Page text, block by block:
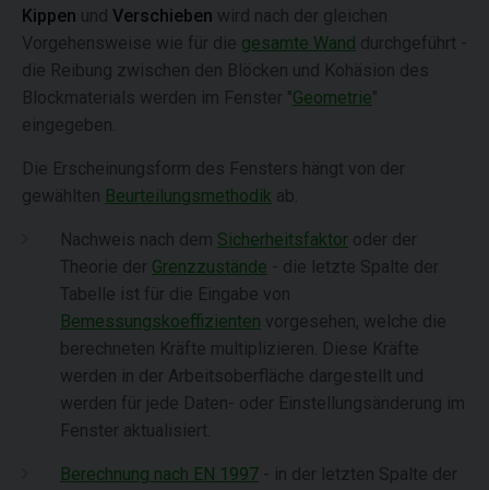
Kippen und Verschieben wird nach der gleichen
Vorgehensweise wie für die gesamte Wand durchgeführt -
die Reibung zwischen den Blöcken und Kohäsion des
Blockmaterials werden im Fenster "Geometrie"
eingegeben.
Die Erscheinungsform des Fensters hängt von der
gewählten Beurteilungsmethodik ab.
Nachweis nach dem Sicherheitsfaktor oder der
Theorie der Grenzzustände - die letzte Spalte der
Tabelle ist für die Eingabe von
Bemessungskoeffizienten vorgesehen, welche die
berechneten Kräfte multiplizieren. Diese Kräfte
werden in der Arbeitsoberfläche dargestellt und
werden für jede Daten- oder Einstellungsänderung im
Fenster aktualisiert.
Berechnung nach EN 1997 - in der letzten Spalte der